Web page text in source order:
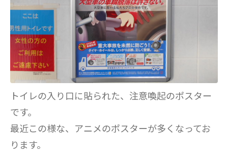
トイレの入り口に貼られた、注意喚起のポスター
です。
最近この様な、アニメのポスターが多くなってお
ります。